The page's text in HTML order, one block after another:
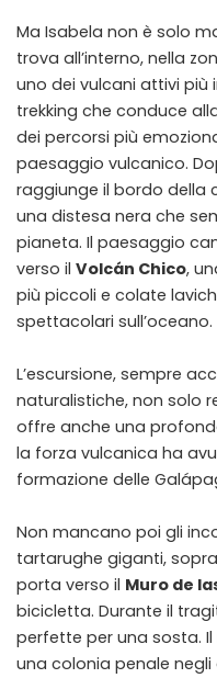
Ma Isabela non è solo
trova all’interno, nella
uno dei vulcani attivi più
trekking che conduce
dei percorsi più
paesaggio vulcanico.
raggiunge il bordo della
una distesa nera che
pianeta. Il paesaggio
verso il Volcán Chico,
più piccoli e colate
spettacolari sull’oceano.
L’escursione, sempre
naturalistiche, non solo
offre anche una
la forza vulcanica ha
formazione delle
Non mancano poi gli
tartarughe giganti,
porta verso il Muro de
bicicletta. Durante il
perfette per una sosta.
una colonia penale negli